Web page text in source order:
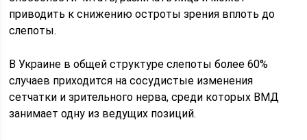
приводить к снижению остроты зрения вплоть до
слепоты.
В Украине в общей структуре слепоты более 60%
случаев приходится на сосудистые изменения
сетчатки и зрительного нерва, среди которых ВМД
занимает одну из ведущих позиций.